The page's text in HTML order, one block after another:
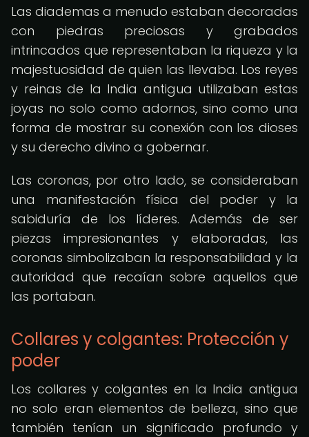
Las diademas a menudo estaban decoradas
con piedras preciosas y grabados
intrincados que representaban la riqueza y la
majestuosidad de quien las llevaba. Los reyes
y reinas de la India antigua utilizaban estas
joyas no solo como adornos, sino como una
forma de mostrar su conexión con los dioses
y su derecho divino a gobernar.
Las coronas, por otro lado, se consideraban
una manifestación física del poder y la
sabiduría de los líderes. Además de ser
piezas impresionantes y elaboradas, las
coronas simbolizaban la responsabilidad y la
autoridad que recaían sobre aquellos que
las portaban.
Collares y colgantes: Protección y
poder
Los collares y colgantes en la India antigua
no solo eran elementos de belleza, sino que
también tenían un significado profundo y